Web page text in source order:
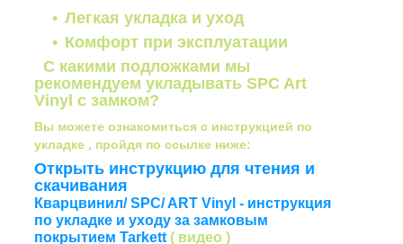
Легкая укладка и уход
Комфорт при эксплуатации
С какими подложками мы
рекомендуем укладывать SPC Art
Vinyl с замком?
Вы можете ознакомиться с инструкцией по
укладке , пройдя по ссылке ниже:
Кварцвинил/ SPC/ ART Vinyl - инструкция
по укладке и уходу за замковым
покрытием Tarkett( видео )
Открыть инструкцию для чтения и
скачивания